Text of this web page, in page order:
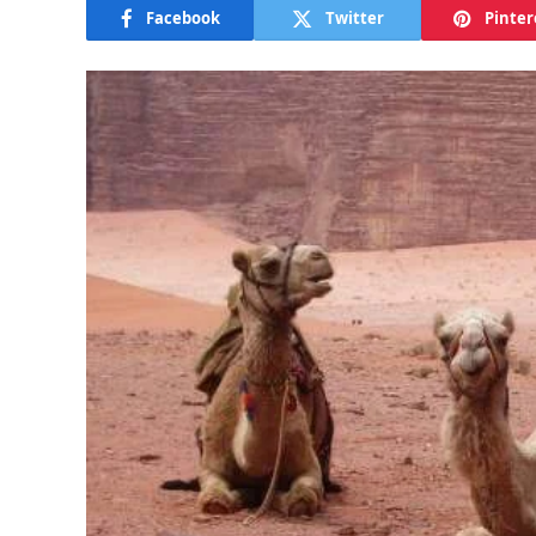
Facebook Twitter